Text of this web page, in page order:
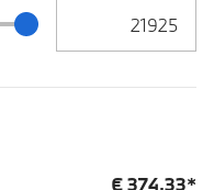
€374,33*